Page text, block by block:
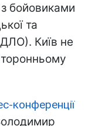
бойовиками
та
Київ не
конференції